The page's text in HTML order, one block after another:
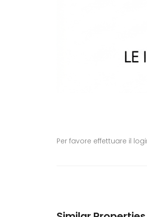
Per favore effettuare il